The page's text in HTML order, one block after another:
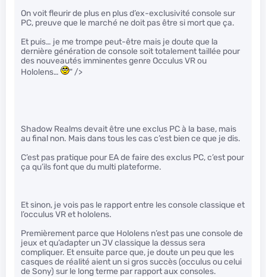
On voit fleurir de plus en plus d’ex-exclusivité console sur
PC, preuve que le marché ne doit pas être si mort que ça.
Et puis… je me trompe peut-être mais je doute que la
dernière génération de console soit totalement taillée pour
des nouveautés imminentes genre Occulus VR ou
Hololens…
" />
Shadow Realms devait être une exclus PC à la base, mais
au final non. Mais dans tous les cas c’est bien ce que je dis.
C’est pas pratique pour EA de faire des exclus PC, c’est pour
ça qu’ils font que du multi plateforme.
Et sinon, je vois pas le rapport entre les console classique et
l’occulus VR et hololens.
Premièrement parce que Hololens n’est pas une console de
jeux et qu’adapter un JV classique la dessus sera
compliquer. Et ensuite parce que, je doute un peu que les
casques de réalité aient un si gros succès (occulus ou celui
de Sony) sur le long terme par rapport aux consoles.